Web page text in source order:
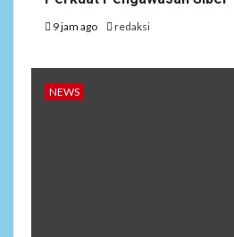
9 jam ago redaksi
NEWS